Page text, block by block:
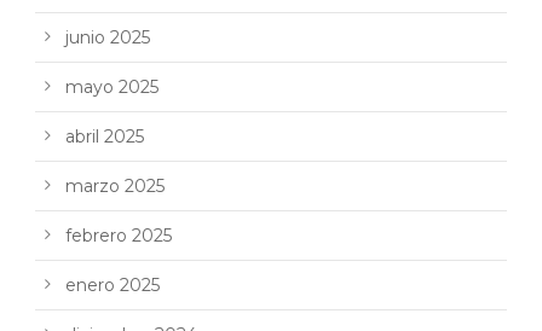
junio 2025
mayo 2025
abril 2025
marzo 2025
febrero 2025
enero 2025